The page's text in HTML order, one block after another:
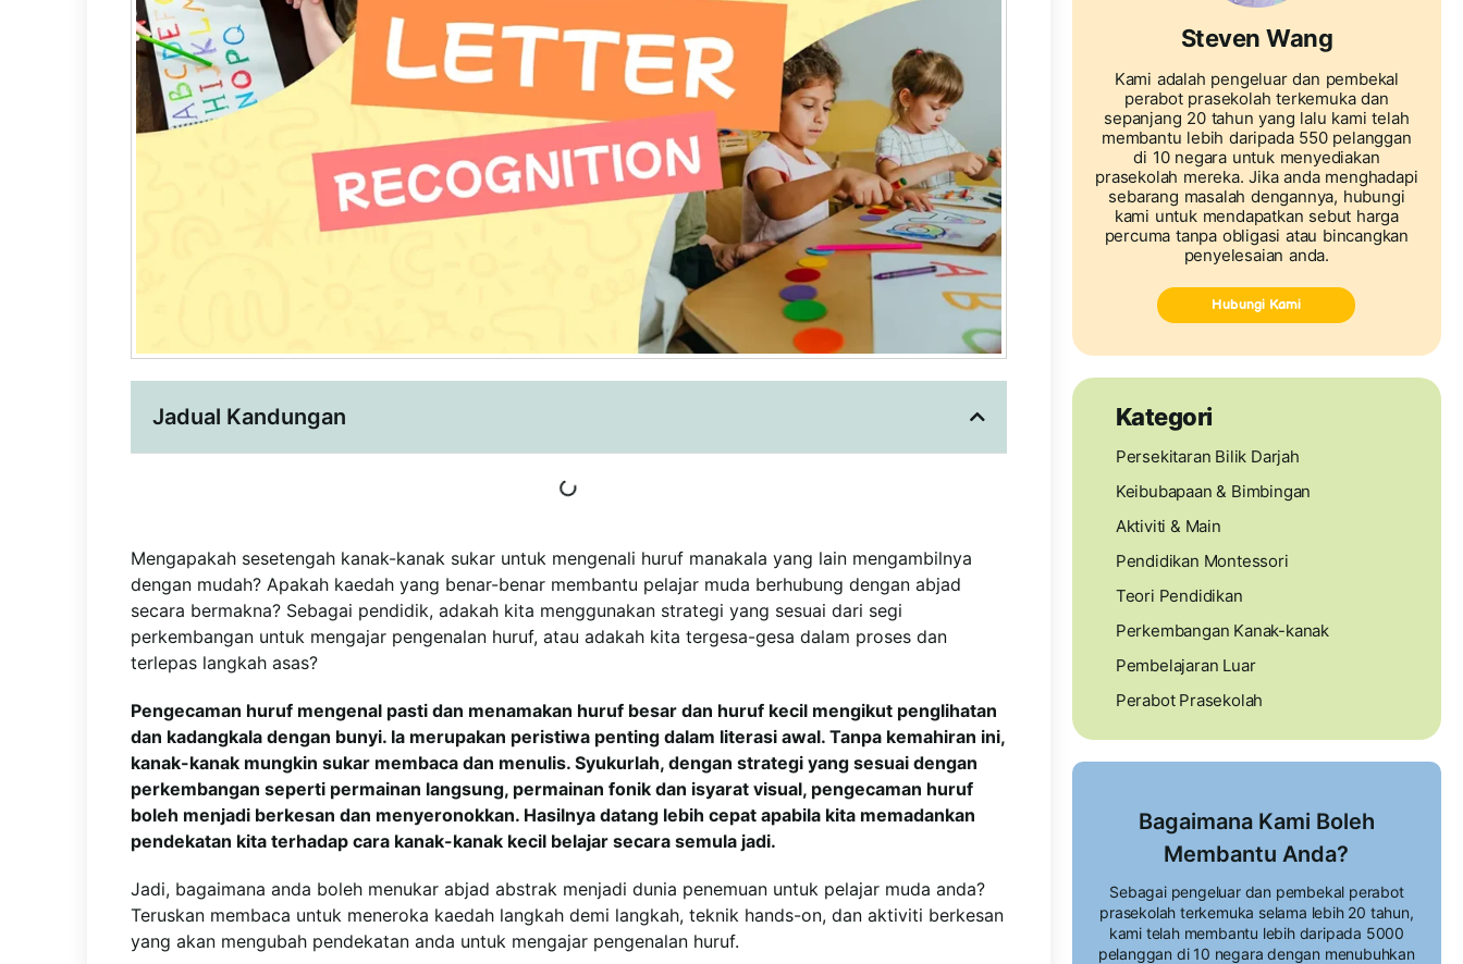
Jadual Kandungan
Mengapakah sesetengah kanak-kanak sukar untuk mengenali huruf manakala yang lain mengambilnya
dengan mudah? Apakah kaedah yang benar-benar membantu pelajar muda berhubung dengan abjad
secara bermakna? Sebagai pendidik, adakah kita menggunakan strategi yang sesuai dari segi
perkembangan untuk mengajar pengenalan huruf, atau adakah kita tergesa-gesa dalam proses dan
terlepas langkah asas?
Pengecaman huruf mengenal pasti dan menamakan huruf besar dan huruf kecil mengikut penglihatan
dan kadangkala dengan bunyi. Ia merupakan peristiwa penting dalam literasi awal. Tanpa kemahiran ini,
kanak-kanak mungkin sukar membaca dan menulis. Syukurlah, dengan strategi yang sesuai dengan
perkembangan seperti permainan langsung, permainan fonik dan isyarat visual, pengecaman huruf
boleh menjadi berkesan dan menyeronokkan. Hasilnya datang lebih cepat apabila kita memadankan
pendekatan kita terhadap cara kanak-kanak kecil belajar secara semula jadi.
Jadi, bagaimana anda boleh menukar abjad abstrak menjadi dunia penemuan untuk pelajar muda anda?
Teruskan membaca untuk meneroka kaedah langkah demi langkah, teknik hands-on, dan aktiviti berkesan
yang akan mengubah pendekatan anda untuk mengajar pengenalan huruf.
Steven Wang
Kami adalah pengeluar dan pembekal
perabot prasekolah terkemuka dan
sepanjang 20 tahun yang lalu kami telah
membantu lebih daripada 550 pelanggan
di 10 negara untuk menyediakan
prasekolah mereka. Jika anda menghadapi
sebarang masalah dengannya, hubungi
kami untuk mendapatkan sebut harga
percuma tanpa obligasi atau bincangkan
penyelesaian anda.
Hubungi Kami
Kategori
Persekitaran Bilik Darjah
Keibubapaan & Bimbingan
Aktiviti & Main
Pendidikan Montessori
Teori Pendidikan
Perkembangan Kanak-kanak
Pembelajaran Luar
Perabot Prasekolah
Bagaimana Kami Boleh
Membantu Anda?
Sebagai pengeluar dan pembekal perabot
prasekolah terkemuka selama lebih 20 tahun,
kami telah membantu lebih daripada 5000
pelanggan di 10 negara dengan menubuhkan